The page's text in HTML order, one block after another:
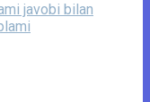
javobi bilan